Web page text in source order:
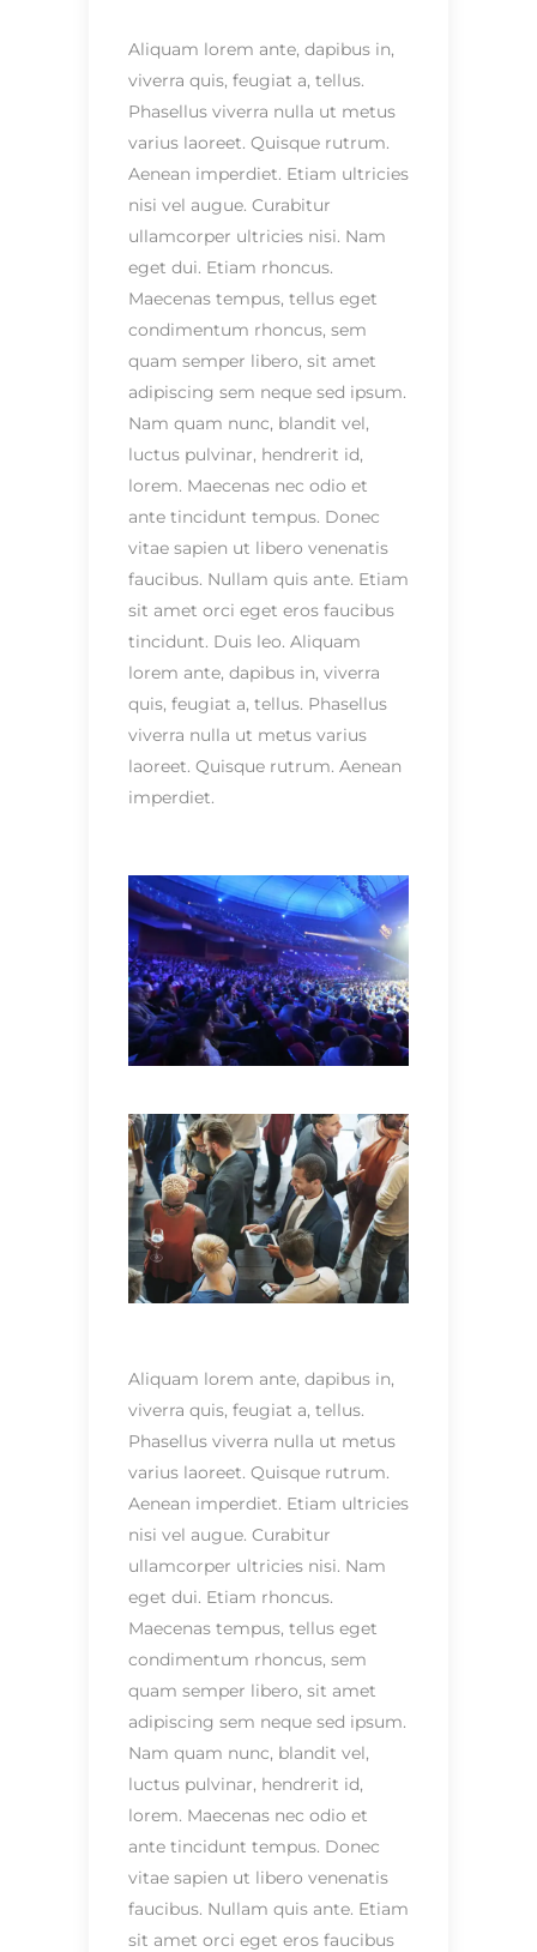
Aliquam lorem ante, dapibus in,
viverra quis, feugiat a, tellus.
Phasellus viverra nulla ut metus
varius laoreet. Quisque rutrum.
Aenean imperdiet. Etiam ultricies
nisi vel augue. Curabitur
ullamcorper ultricies nisi. Nam
eget dui. Etiam rhoncus.
Maecenas tempus, tellus eget
condimentum rhoncus, sem
quam semper libero, sit amet
adipiscing sem neque sed ipsum.
Nam quam nunc, blandit vel,
luctus pulvinar, hendrerit id,
lorem. Maecenas nec odio et
ante tincidunt tempus. Donec
vitae sapien ut libero venenatis
faucibus. Nullam quis ante. Etiam
sit amet orci eget eros faucibus
tincidunt. Duis leo. Aliquam
lorem ante, dapibus in, viverra
quis, feugiat a, tellus. Phasellus
viverra nulla ut metus varius
laoreet. Quisque rutrum. Aenean
imperdiet.
Aliquam lorem ante, dapibus in,
viverra quis, feugiat a, tellus.
Phasellus viverra nulla ut metus
varius laoreet. Quisque rutrum.
Aenean imperdiet. Etiam ultricies
nisi vel augue. Curabitur
ullamcorper ultricies nisi. Nam
eget dui. Etiam rhoncus.
Maecenas tempus, tellus eget
condimentum rhoncus, sem
quam semper libero, sit amet
adipiscing sem neque sed ipsum.
Nam quam nunc, blandit vel,
luctus pulvinar, hendrerit id,
lorem. Maecenas nec odio et
ante tincidunt tempus. Donec
vitae sapien ut libero venenatis
faucibus. Nullam quis ante. Etiam
sit amet orci eget eros faucibus